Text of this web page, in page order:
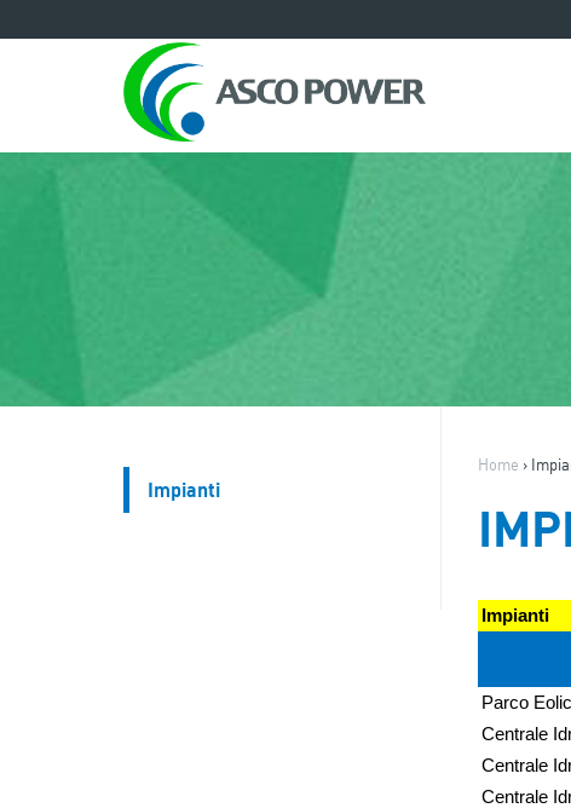
Impianti
Home ›
Impianti
Parco
Centrale
Centrale
Centrale